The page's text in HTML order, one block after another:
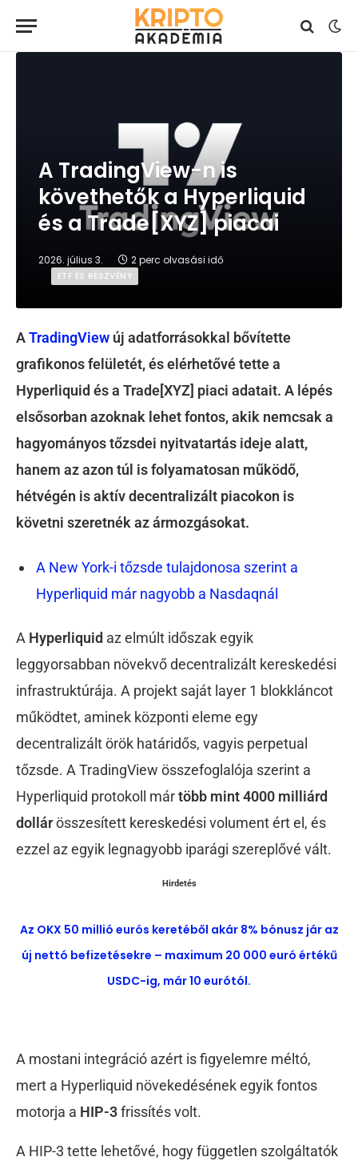
A TradingView-n is
követhetők a Hyperliquid
és a Trade[XYZ] piacai
2026. július 3. 2 perc olvasási idő
ETF ÉS RÉSZVÉNY
ATradingView új adatforrásokkal bővítette
grafikonos felületét, és elérhetővé tette a
Hyperliquid és a Trade[XYZ] piaci adatait. A lépés
elsősorban azoknak lehet fontos, akik nemcsak a
hagyományos tőzsdei nyitvatartás ideje alatt,
hanem az azon túl is folyamatosan működő,
hétvégén is aktív decentralizált piacokon is
követni szeretnék az ármozgásokat.
A New York-i tőzsde tulajdonosa szerint a
Hyperliquid már nagyobb a Nasdaqnál
A Hyperliquid az elmúlt időszak egyik
leggyorsabban növekvő decentralizált kereskedési
infrastruktúrája. A projekt saját layer 1 blokkláncot
működtet, aminek központi eleme egy
decentralizált örök határidős, vagyis perpetual
tőzsde. A TradingView összefoglalója szerint a
Hyperliquid protokoll mártöbb mint 4000 milliárd
dollárösszesített kereskedési volument ért el, és
ezzel az egyik legnagyobb iparági szereplővé vált.
Hirdetés
Az OKX 50 millió eurós keretéből akár 8% bónusz jár az
új nettó befizetésekre – maximum 20 000 euró értékű
USDC-ig, már 10 eurótól.
A mostani integráció azért is figyelemre méltó,
mert a Hyperliquid növekedésének egyik fontos
motorja a HIP-3frissítés volt.
A HIP-3 tette lehetővé, hogy független szolgáltatók